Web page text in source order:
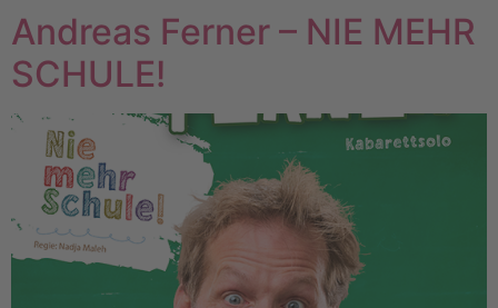
Andreas Ferner – NIE MEHR
SCHULE!